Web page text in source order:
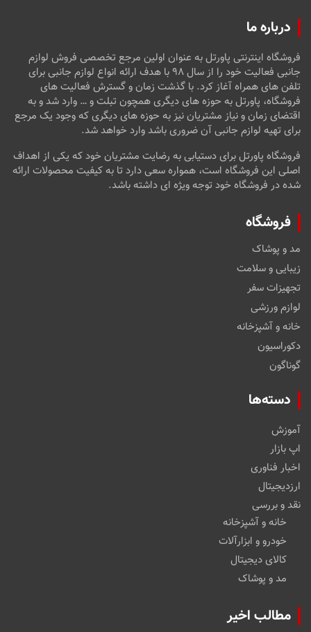
درباره ما
فروشگاه اینترنتی پاورتل به عنوان اولین مرجع تخصصی فروش لوازم
جانبی فعالیت خود را از سال ۹۸ با هدف ارائه انواع لوازم جانبی برای
تلفن های همراه آغاز کرد. با گذشت زمان و گسترش فعالیت های
فروشگاه، پاورتل به حوزه های دیگری همچون تبلت و … وارد شد و به
اقتضای زمان و نیاز مشتریان نیز به حوزه های دیگری که وجود یک مرجع
برای تهیه لوازم جانبی آن ضروری باشد وارد خواهد شد.
فروشگاه پاورتل برای دستیابی به رضایت مشتریان خود که یکی از اهداف
اصلی این فروشگاه است، همواره سعی دارد تا به کیفیت محصولات ارائه
شده در فروشگاه خود توجه ویژه ای داشته باشد.
فروشگاه
مد و پوشاک
زیبایی و سلامت
تجهیزات سفر
لوازم ورزشی
خانه و آشپزخانه
دکوراسیون
گوناگون
دسته‌ها
آموزش
اپ بازار
اخبار فناوری
ارزدیجیتال
نقد و بررسی
خانه و آشپزخانه
خودرو و ابزارآلات
کالای دیجیتال
مد و پوشاک
مطالب اخیر